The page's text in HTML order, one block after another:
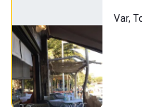
Var,